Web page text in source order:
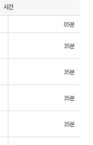
시간
05분
35분
35분
35분
35분